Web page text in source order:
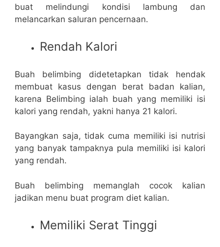
buat melindungi kondisi lambung dan
melancarkan saluran pencernaan.
Rendah Kalori
Buah belimbing didetetapkan tidak hendak
membuat kasus dengan berat badan kalian,
karena Belimbing ialah buah yang memiliki isi
kalori yang rendah, yakni hanya 21 kalori.
Bayangkan saja, tidak cuma memiliki isi nutrisi
yang banyak tampaknya pula memiliki isi kalori
yang rendah.
Buah belimbing memanglah cocok kalian
jadikan menu buat program diet kalian.
Memiliki Serat Tinggi